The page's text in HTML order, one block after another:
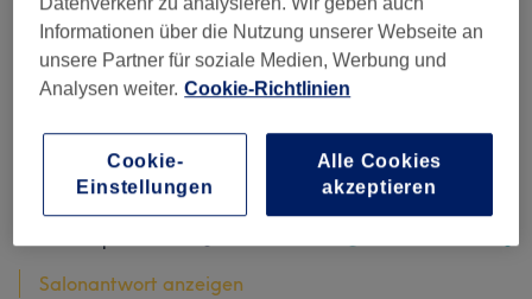
Geschrieben von unseren Kunden, damit du weißt, was
dich in jedem Salon erwartet.
Wie immer wundervoll, bin super zufrieden :)
Gestylt von Ulrike
Salonantwort anzeigen
Informationen über die Nutzung unserer Webseite an
unsere Partner für soziale Medien, Werbung und
Analysen weiter. Cookie-Richtlinien
Cookie-
Einstellungen
Alle Cookies
akzeptieren